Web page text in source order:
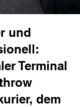
und
Terminal
dem